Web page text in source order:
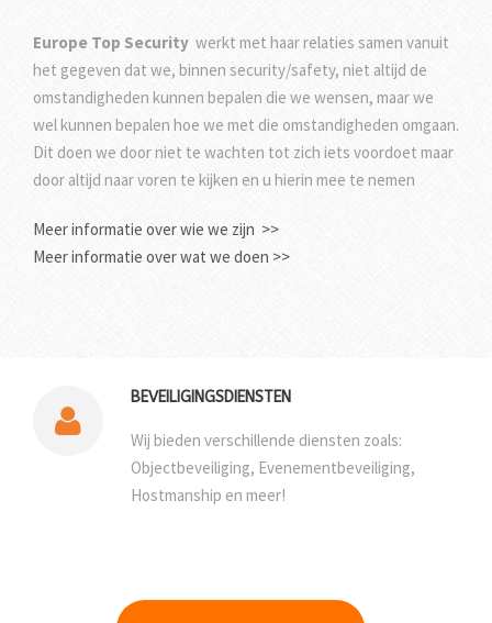
Europe Top Security werkt met haar relaties samen vanuit
het gegeven dat we, binnen security/safety, niet altijd de
omstandigheden kunnen bepalen die we wensen, maar we
wel kunnen bepalen hoe we met die omstandigheden omgaan.
Dit doen we door niet te wachten tot zich iets voordoet maar
door altijd naar voren te kijken en u hierin mee te nemen
Meer informatie over wie we zijn >>
Meer informatie over wat we doen >>
BEVEILIGINGSDIENSTEN
Wij bieden verschillende diensten zoals:
Objectbeveiliging, Evenementbeveiliging,
Hostmanship en meer!